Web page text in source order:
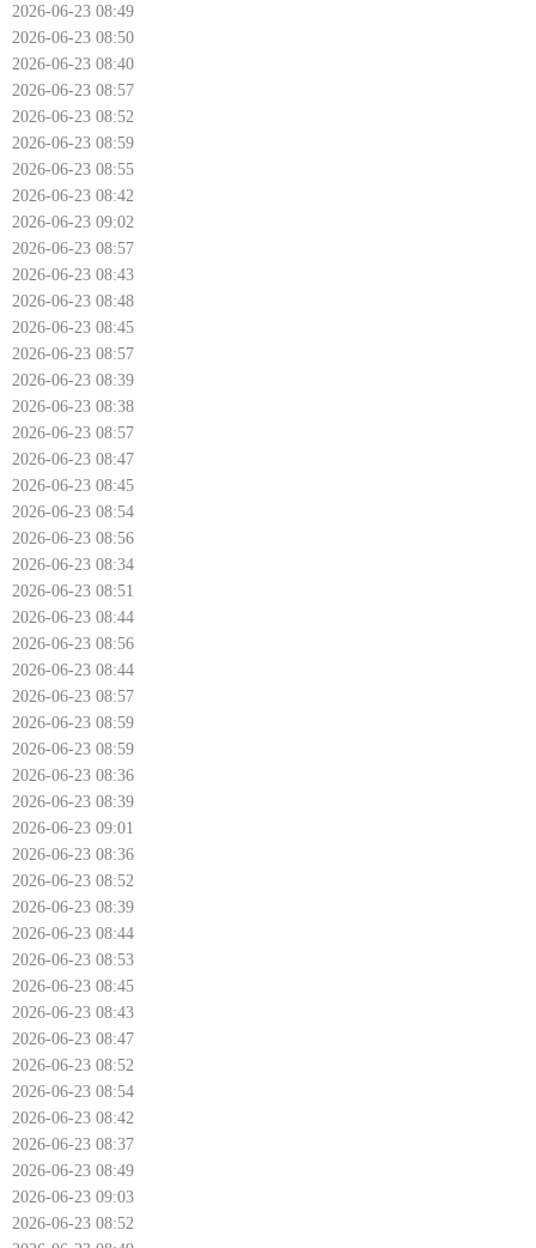
2026-06-23 08:49
2026-06-23 08:50
2026-06-23 08:40
2026-06-23 08:57
2026-06-23 08:52
2026-06-23 08:59
2026-06-23 08:55
2026-06-23 08:42
2026-06-23 09:02
2026-06-23 08:57
2026-06-23 08:43
2026-06-23 08:48
2026-06-23 08:45
2026-06-23 08:57
2026-06-23 08:39
2026-06-23 08:38
2026-06-23 08:57
2026-06-23 08:47
2026-06-23 08:45
2026-06-23 08:54
2026-06-23 08:56
2026-06-23 08:34
2026-06-23 08:51
2026-06-23 08:44
2026-06-23 08:56
2026-06-23 08:44
2026-06-23 08:57
2026-06-23 08:59
2026-06-23 08:59
2026-06-23 08:36
2026-06-23 08:39
2026-06-23 09:01
2026-06-23 08:36
2026-06-23 08:52
2026-06-23 08:39
2026-06-23 08:44
2026-06-23 08:53
2026-06-23 08:45
2026-06-23 08:43
2026-06-23 08:47
2026-06-23 08:52
2026-06-23 08:54
2026-06-23 08:42
2026-06-23 08:37
2026-06-23 08:49
2026-06-23 09:03
2026-06-23 08:52